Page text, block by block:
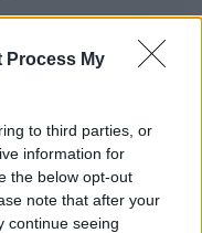
Process My
to third parties, or
information for
the below opt-out
note that after your
continue seeing
ciągle te same..
nic nie zmienia...
1x1 Prefaxine
Lorabex 2,5 mg
1x1
i pacjenta